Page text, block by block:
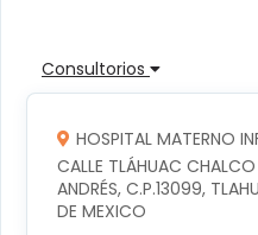
Consultorios
HOSPITAL MATERNO
CALLE TLÁHUAC
ANDRÉS, C.P.13099,
DE MEXICO